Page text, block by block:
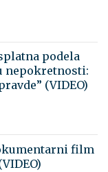
podela
nepokretnosti:
(VIDEO)
film